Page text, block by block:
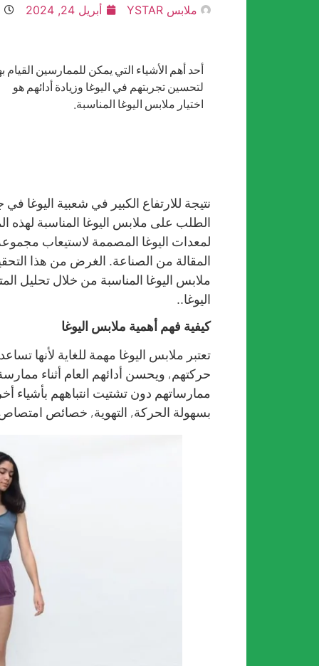
ملابس YSTAR أبريل 24, 2024
أحد أهم الأشياء التي يمكن للممارسين القيام
لتحسين تجربتهم في اليوغا وزيادة أدائهم هو
اختيار ملابس اليوغا المناسبة.
نتيجة للارتفاع الكبير في شعبية اليوغا
الطلب على ملابس اليوغا المناسبة لهذه
لمعدات اليوغا المصممة لاستيعاب
المقالة من الصناعة. الغرض من هذا
ملابس اليوغا المناسبة من خلال تحليل
اليوغا..
كيفية فهم أهمية ملابس اليوغا
تعتبر ملابس اليوغا مهمة للغاية لأنها
حركتهم, ويحسن أدائهم العام أثناء
ممارساتهم دون تشتيت انتباههم
بسهولة الحركة, التهوية, خصائص